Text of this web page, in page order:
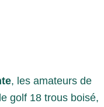
, les amateurs de
golf 18 trous boisé,